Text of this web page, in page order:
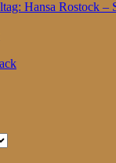
Hansa Rostock –